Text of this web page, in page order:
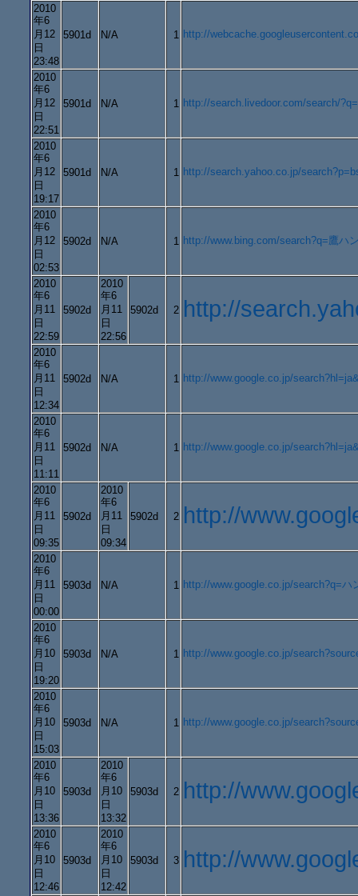
2010
年6
月12
日
23:48
5901d N/A 1 http://
2010
年6
月12
日
22:51
5901d N/A 1 http://search.livedoor.com/search/
2010
年6
月12
日
19:17
5901d N/A 1 http://search.yahoo.co.jp/
2010
年6
月12
日
02:53
5902d N/A 1 http://www.bing.com/search?q=鷹ハ
2010
年6
月11
日
22:59
5902d
2010
年6
月11
日
22:56
5902d 2 http://
2010
年6
月11
日
12:34
5902d N/A 1 http://www.google.co.jp/
2010
年6
月11
日
11:11
5902d N/A 1 http://www.google.co.jp/
2010
年6
月11
日
09:35
5902d
2010
年6
月11
日
09:34
5902d 2 http://
2010
年6
月11
日
00:00
5903d N/A 1 http://www.google.co.jp/search?q=
2010
年6
月10
日
19:20
5903d N/A 1 http://www.google.co.jp/
2010
年6
月10
日
15:03
5903d N/A 1 http://www.google.co.jp/
2010
年6
月10
日
13:36
5903d
2010
年6
月10
日
13:32
5903d 2 http://
2010
年6
月10
日
12:46
5903d
2010
年6
月10
日
12:42
5903d 3 http://